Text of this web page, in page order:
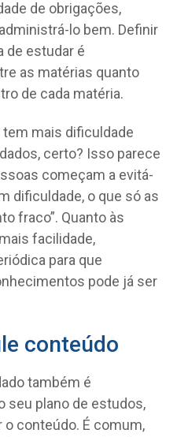
de obrigações,
lo bem. Definir
de estudar é
as matérias quanto
de cada matéria.
mais dificuldade
certo? Isso parece
começam a evitá-
dificuldade, o que só as
fraco”. Quanto às
facilidade,
para que
pode já ser
conteúdo
também é
seu plano de estudos,
o conteúdo. É comum,